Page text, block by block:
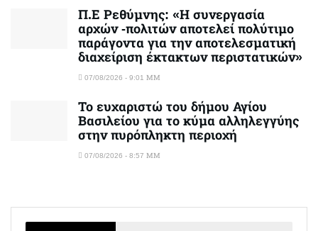
Π.Ε Ρεθύμνης: «Η συνεργασία
αρχών -πολιτών αποτελεί πολύτιμο
παράγοντα για την αποτελεσματική
διαχείριση έκτακτων περιστατικών»
07/08/2026 - 9:01 ΜΜ
Το ευχαριστώ του δήμου Αγίου
Βασιλείου για το κύμα αλληλεγγύης
στην πυρόπληκτη περιοχή
07/08/2026 - 8:57 ΜΜ